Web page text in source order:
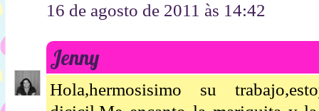
16 de agosto de 2011 às 14:42
Jenny
Hola,hermosisimo su